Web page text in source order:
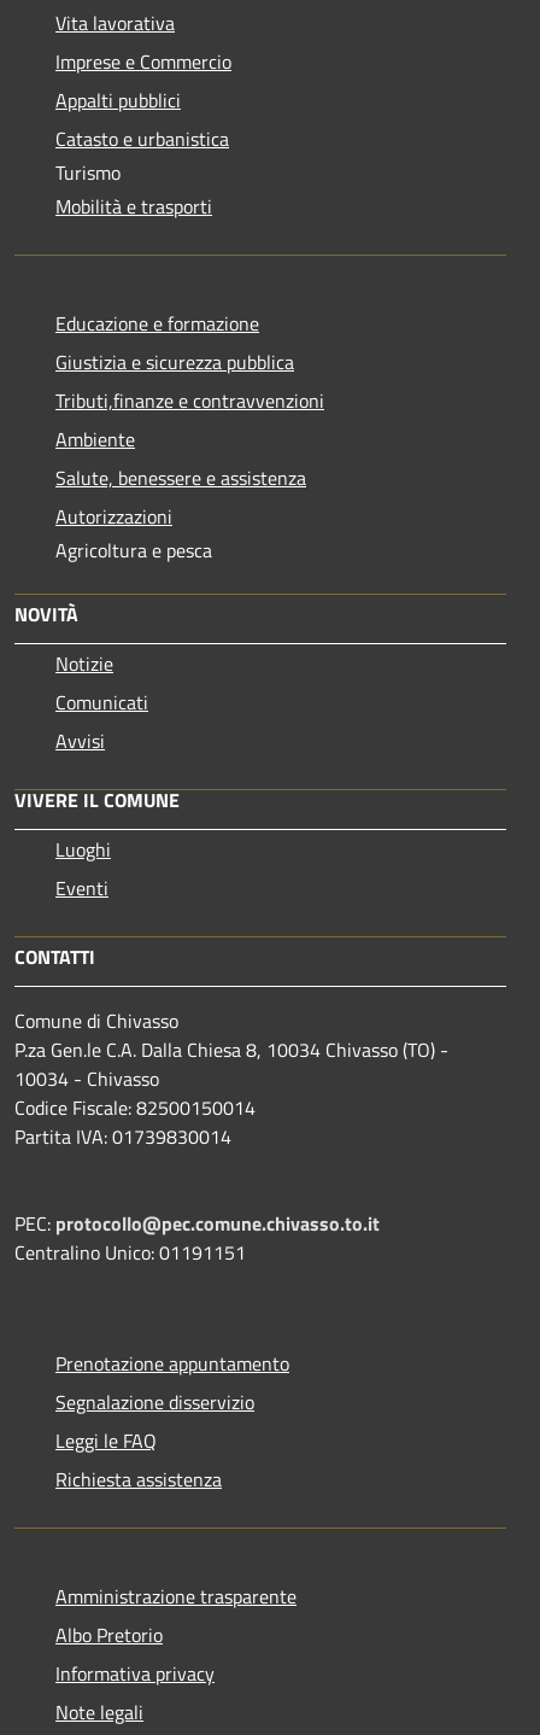
Vita lavorativa
Imprese e Commercio
Appalti pubblici
Catasto e urbanistica
Turismo
Mobilità e trasporti
Educazione e formazione
Giustizia e sicurezza pubblica
Tributi,finanze e contravvenzioni
Ambiente
Salute, benessere e assistenza
Autorizzazioni
Agricoltura e pesca
NOVITÀ
Notizie
Comunicati
Avvisi
VIVERE IL COMUNE
Luoghi
Eventi
CONTATTI
Comune di Chivasso
P.za Gen.le C.A. Dalla Chiesa 8, 10034 Chivasso (TO) -
10034 - Chivasso
Codice Fiscale: 82500150014
Partita IVA: 01739830014
PEC: protocollo@pec.comune.chivasso.to.it
Centralino Unico: 01191151
Prenotazione appuntamento
Segnalazione disservizio
Leggi le FAQ
Richiesta assistenza
Amministrazione trasparente
Albo Pretorio
Informativa privacy
Note legali